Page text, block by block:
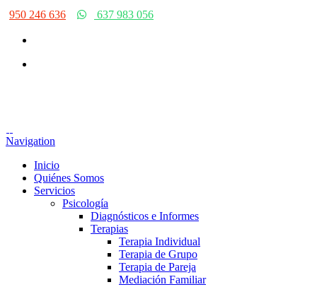
950 246 636 637 983 056
Navigation
Inicio
Quiénes Somos
Servicios
Psicología
Diagnósticos e Informes
Terapias
Terapia Individual
Terapia de Grupo
Terapia de Pareja
Mediación Familiar